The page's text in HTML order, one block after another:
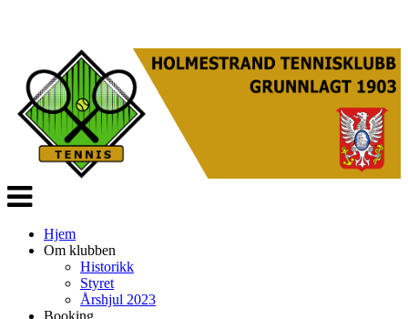
Veksle
navigasjon
Hjem
Om klubben
Historikk
Styret
Årshjul 2023